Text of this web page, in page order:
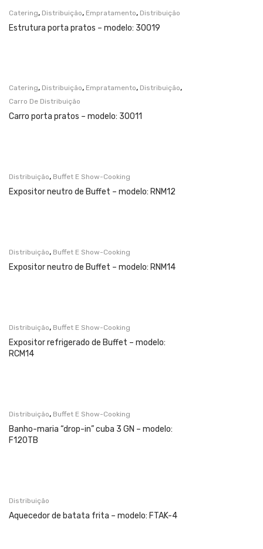
Catering, Distribuição, Empratamento, Distribuição
Estrutura porta pratos – modelo: 30019
Catering, Distribuição, Empratamento, Distribuição,
Carro De Distribuição
Carro porta pratos – modelo: 30011
Distribuição, Buffet E Show-Cooking
Expositor neutro de Buffet – modelo: RNM12
Distribuição, Buffet E Show-Cooking
Expositor neutro de Buffet – modelo: RNM14
Distribuição, Buffet E Show-Cooking
Expositor refrigerado de Buffet – modelo:
RCM14
Distribuição, Buffet E Show-Cooking
Banho-maria “drop-in” cuba 3 GN – modelo:
F120TB
Distribuição
Aquecedor de batata frita – modelo: FTAK-4